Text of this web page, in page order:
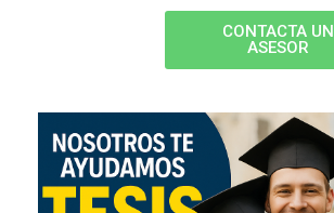
CONTACTA UN
ASESOR